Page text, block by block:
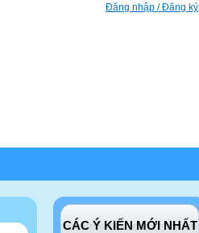
Đăng nhập / Đăng ký
CÁC Ý KIẾN MỚI NHẤT